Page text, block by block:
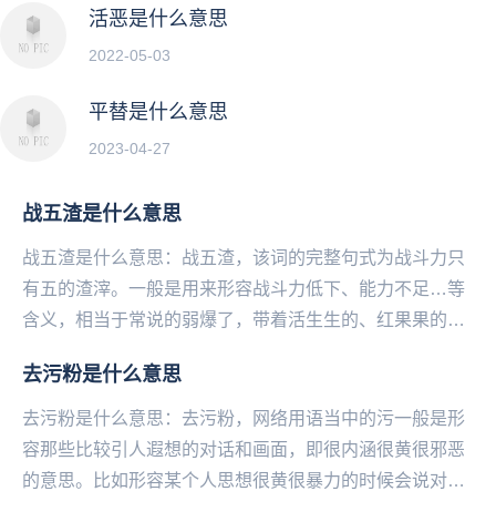
活恶是什么意思
2022-05-03
平替是什么意思
2023-04-27
战五渣是什么意思
战五渣是什么意思：战五渣，该词的完整句式为战斗力只
有五的渣滓。一般是用来形容战斗力低下、能力不足…等
含义，相当于常说的弱爆了，带着活生生的、红果果的鄙
常...
去污粉是什么意思
去污粉是什么意思：去污粉，网络用语当中的污一般是形
容那些比较引人遐想的对话和画面，即很内涵很黄很邪恶
的意思。比如形容某个人思想很黄很暴力的时候会说对方